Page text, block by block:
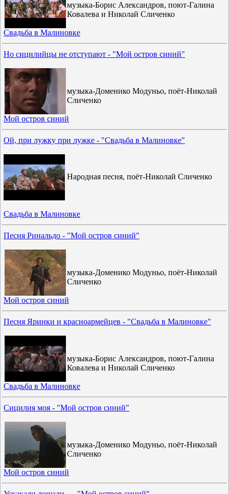
музыка-Борис Александров, поют-Галина
Ковалева и Николай Сличенко
Свадьба в Малиновке
Но сицилийцы не отступают - "Мой остров синий"
музыка-Доменико Модуньо, поёт-Николай
Сличенко
Мой остров синий
Ой, при лужку при лужке - "Свадьба в Малиновке"
Народная песня, поёт-Николай Сличенко
Свадьба в Малиновке
Песня Ринальдо - "Мой остров синий"
музыка-Доменико Модуньо, поёт-Николай
Сличенко
Мой остров синий
Песня Яринки и красноармейцев - "Свадьба в Малиновке"
музыка-Борис Александров, поют-Галина
Ковалева и Николай Сличенко
Свадьба в Малиновке
Сицилия моя - "Мой остров синий"
музыка-Доменико Модуньо, поёт-Николай
Сличенко
Мой остров синий